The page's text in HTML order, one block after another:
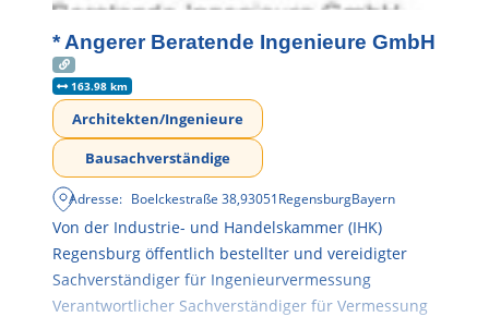
* Angerer Beratende Ingenieure GmbH
163.98 km
Architekten/Ingenieure
Bausachverständige
Adresse: Boelckestraße 38,93051RegensburgBayern
Von der Industrie- und Handelskammer (IHK)
Regensburg öffentlich bestellter und vereidigter
Sachverständiger für Ingenieurvermessung
Verantwortlicher Sachverständiger für Vermessung